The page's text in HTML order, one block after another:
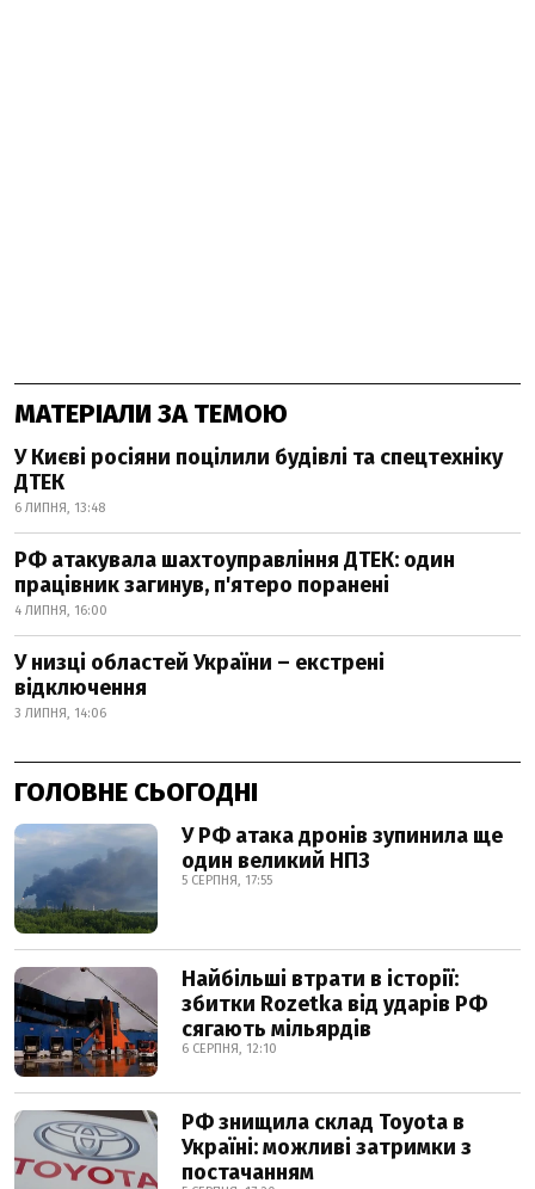
МАТЕРІАЛИ ЗА ТЕМОЮ
У Києві росіяни поцілили будівлі та спецтехніку
ДТЕК
6 ЛИПНЯ, 13:48
РФ атакувала шахтоуправління ДТЕК: один
працівник загинув, п'ятеро поранені
4 ЛИПНЯ, 16:00
У низці областей України – екстрені
відключення
3 ЛИПНЯ, 14:06
ГОЛОВНЕ СЬОГОДНІ
У РФ атака дронів зупинила ще
один великий НПЗ
5 СЕРПНЯ, 17:55
Найбільші втрати в історії:
збитки Rozetka від ударів РФ
сягають мільярдів
6 СЕРПНЯ, 12:10
РФ знищила склад Toyota в
Україні: можливі затримки з
постачанням